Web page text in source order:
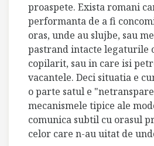
proaspete. Exista romani
performanta de a fi
oras, unde au slujbe, sau
pastrand intacte legaturile
copilarit, sau in care isi
vacantele. Deci situatia e
o parte satul e
mecanismele tipice ale
comunica subtil cu orasul
celor care n-au uitat de